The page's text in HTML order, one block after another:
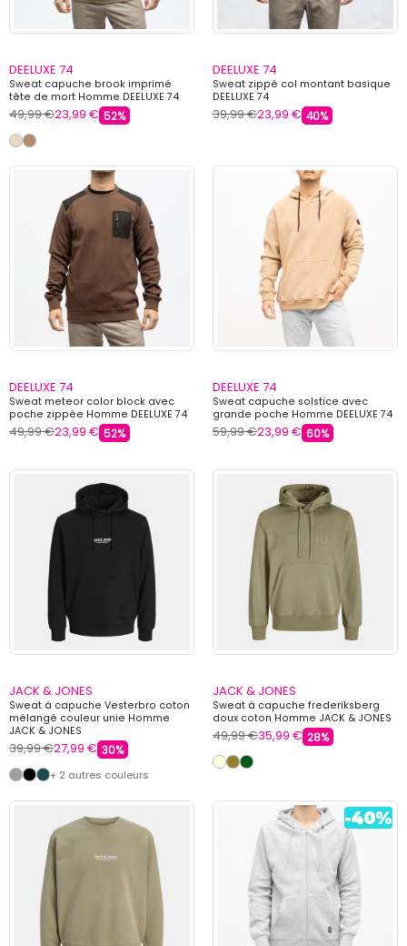
DEELUXE 74
Sweat capuche brook imprimé
tête de mort Homme DEELUXE 74
49,99 €23,99 € 52%
DEELUXE 74
Sweat zippé col montant basique
DEELUXE 74
39,99 €23,99 € 40%
DEELUXE 74
Sweat meteor color block avec
poche zippée Homme DEELUXE 74
49,99 €23,99 € 52%
DEELUXE 74
Sweat capuche solstice avec
grande poche Homme DEELUXE 74
59,99 €23,99 € 60%
JACK & JONES
Sweat à capuche Vesterbro coton
mélangé couleur unie Homme
JACK & JONES
39,99 €27,99 € 30%
+ 2 autres couleurs
JACK & JONES
Sweat à capuche frederiksberg
doux coton Homme JACK & JONES
49,99 €35,99 € 28%